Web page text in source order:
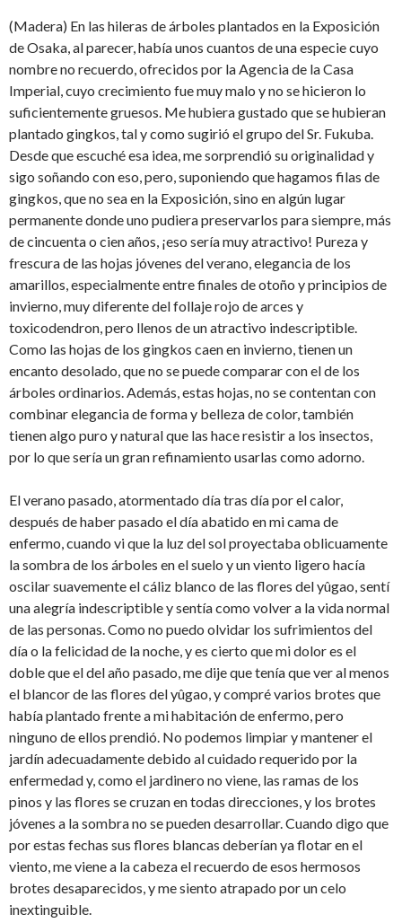
(Madera) En las hileras de árboles plantados en la Exposición
de Osaka, al parecer, había unos cuantos de una especie cuyo
nombre no recuerdo, ofrecidos por la Agencia de la Casa
Imperial, cuyo crecimiento fue muy malo y no se hicieron lo
suficientemente gruesos. Me hubiera gustado que se hubieran
plantado gingkos, tal y como sugirió el grupo del Sr. Fukuba.
Desde que escuché esa idea, me sorprendió su originalidad y
sigo soñando con eso, pero, suponiendo que hagamos filas de
gingkos, que no sea en la Exposición, sino en algún lugar
permanente donde uno pudiera preservarlos para siempre, más
de cincuenta o cien años, ¡eso sería muy atractivo! Pureza y
frescura de las hojas jóvenes del verano, elegancia de los
amarillos, especialmente entre finales de otoño y principios de
invierno, muy diferente del follaje rojo de arces y
toxicodendron, pero llenos de un atractivo indescriptible.
Como las hojas de los gingkos caen en invierno, tienen un
encanto desolado, que no se puede comparar con el de los
árboles ordinarios. Además, estas hojas, no se contentan con
combinar elegancia de forma y belleza de color, también
tienen algo puro y natural que las hace resistir a los insectos,
por lo que sería un gran refinamiento usarlas como adorno.
El verano pasado, atormentado día tras día por el calor,
después de haber pasado el día abatido en mi cama de
enfermo, cuando vi que la luz del sol proyectaba oblicuamente
la sombra de los árboles en el suelo y un viento ligero hacía
oscilar suavemente el cáliz blanco de las flores del yûgao, sentí
una alegría indescriptible y sentía como volver a la vida normal
de las personas. Como no puedo olvidar los sufrimientos del
día o la felicidad de la noche, y es cierto que mi dolor es el
doble que el del año pasado, me dije que tenía que ver al menos
el blancor de las flores del yûgao, y compré varios brotes que
había plantado frente a mi habitación de enfermo, pero
ninguno de ellos prendió. No podemos limpiar y mantener el
jardín adecuadamente debido al cuidado requerido por la
enfermedad y, como el jardinero no viene, las ramas de los
pinos y las flores se cruzan en todas direcciones, y los brotes
jóvenes a la sombra no se pueden desarrollar. Cuando digo que
por estas fechas sus flores blancas deberían ya flotar en el
viento, me viene a la cabeza el recuerdo de esos hermosos
brotes desaparecidos, y me siento atrapado por un celo
inextinguible.